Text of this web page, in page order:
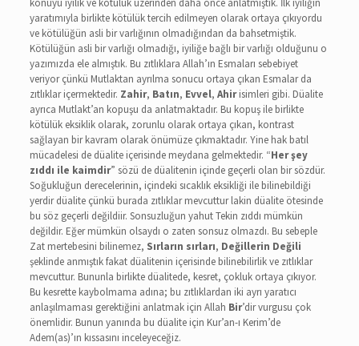
konuyu iyilik ve kötülük üzerinden daha önce anlatmıştık. İlk iyiliğin
yaratımıyla birlikte kötülük tercih edilmeyen olarak ortaya çıkıyordu
ve kötülüğün asli bir varlığının olmadığından da bahsetmiştik.
Kötülüğün asli bir varlığı olmadığı, iyiliğe bağlı bir varlığı olduğunu o
yazımızda ele almıştık. Bu zıtlıklara Allah’ın Esmaları sebebiyet
veriyor çünkü Mutlaktan ayrılma sonucu ortaya çıkan Esmalar da
zıtlıklar içermektedir. Zahir, Batın, Evvel, Ahirisimleri gibi. Düalite
ayrıca Mutlakt’an kopuşu da anlatmaktadır. Bu kopuş ile birlikte
kötülük eksiklik olarak, zorunlu olarak ortaya çıkan, kontrast
sağlayan bir kavram olarak önümüze çıkmaktadır. Yine hak batıl
mücadelesi de düalite içerisinde meydana gelmektedir. “Her şey
zıddı ile kaimdir” sözü de düalitenin içinde geçerli olan bir sözdür.
Soğukluğun derecelerinin, içindeki sıcaklık eksikliği ile bilinebildiği
yerdir düalite çünkü burada zıtlıklar mevcuttur lakin düalite ötesinde
bu söz geçerli değildiir. Sonsuzluğun yahut Tekin zıddı mümkün
değildir. Eğer mümkün olsaydı o zaten sonsuz olmazdı. Bu sebeple
Zat mertebesini bilinemez, Sırların sırları, Değillerin Değili
şeklinde anmıştık fakat düalitenin içerisinde bilinebilirlik ve zıtlıklar
mevcuttur. Bununla birlikte düalitede, kesret, çokluk ortaya çıkıyor.
Bu kesrette kaybolmama adına; bu zıtlıklardan iki ayrı yaratıcı
anlaşılmaması gerektiğini anlatmak için Allah Bir’dir vurgusu çok
önemlidir. Bunun yanında bu düalite için Kur’an-ı Kerim’de
Adem(as)’ın kıssasını inceleyeceğiz.